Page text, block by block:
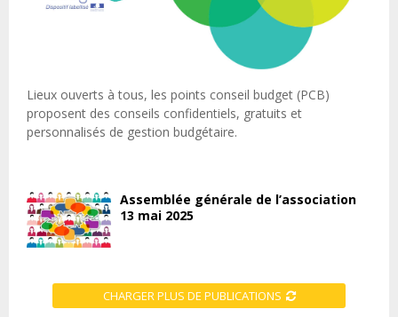
Lieux ouverts à tous, les points conseil budget (PCB)
proposent des conseils confidentiels, gratuits et
personnalisés de gestion budgétaire.
Assemblée générale de l’association
13 mai 2025
CHARGER PLUS DE PUBLICATIONS